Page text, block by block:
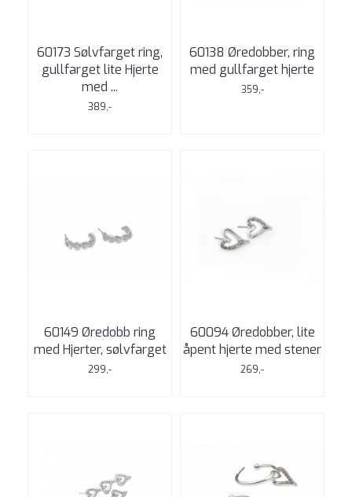
60173 Sølvfarget ring,
gullfarget lite Hjerte
med ...
389,-
60138 Øredobber, ring
med gullfarget hjerte
359,-
60149 Øredobb ring
med Hjerter, sølvfarget
299,-
60094 Øredobber, lite
åpent hjerte med stener
269,-